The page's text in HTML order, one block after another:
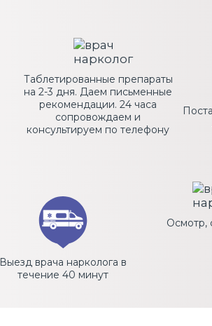
Выезд врача нарколога в
течение 40 минут
Осмотр,
Таблетированные препараты
на 2-3 дня. Даем письменные
рекомендации. 24 часа
сопровождаем и
консультируем по телефону